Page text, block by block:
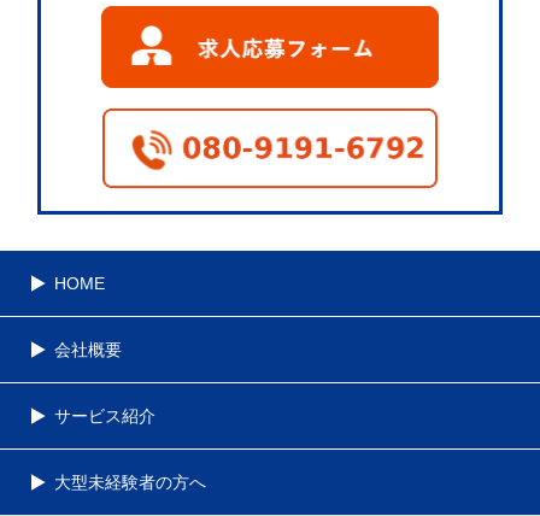
HOME
会社概要
サービス紹介
大型未経験者の方へ